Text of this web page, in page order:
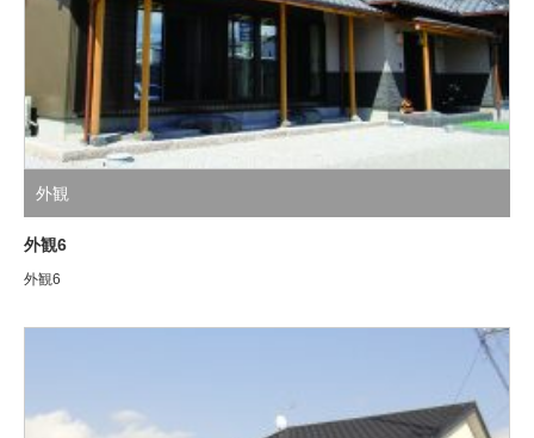
外観
外観6
外観6